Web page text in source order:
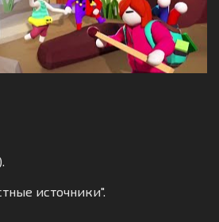
источники".